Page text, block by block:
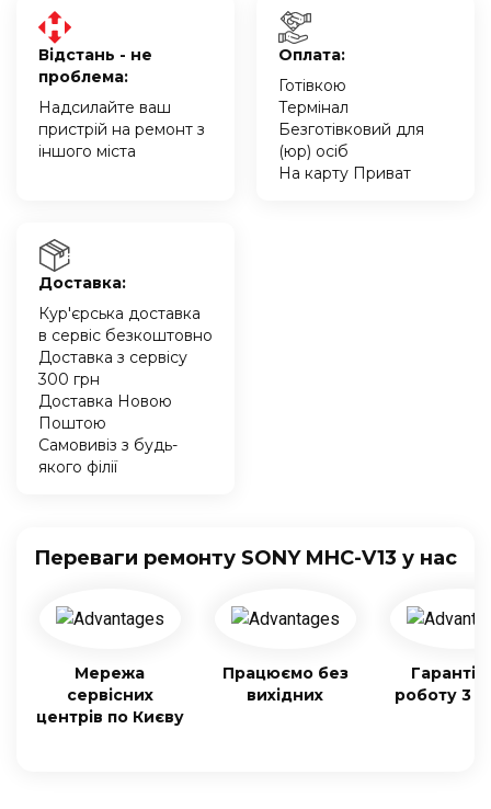
Відстань - не
проблема:
Надсилайте ваш
пристрій на ремонт з
іншого міста
Оплата:
Готівкою
Термінал
Безготівковий для
(юр) осіб
На карту Приват
Доставка:
Кур'єрська доставка
в сервіс безкоштовно
Доставка з сервісу
300 грн
Доставка Новою
Поштою
Самовивіз з будь-
якого філії
Переваги ремонту SONY MHC-V13 у нас
Мережа
сервісних
центрів по Києву
Працюємо без
вихідних
Гарантія
роботу 3